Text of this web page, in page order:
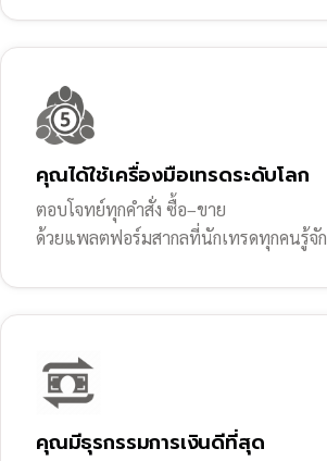
คุณได้ใช้เครื่องมือเทรดระดับโลก
ตอบโจทย์ทุกคำสั่ง ซื้อ–ขาย
ด้วยแพลตฟอร์มสากลที่นักเทรดทุกคนรู้จัก
คุณมีธุรกรรมการเงินดีที่สุด